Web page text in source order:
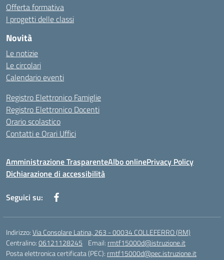
Offerta formativa
I progetti delle classi
Novità
Le notizie
Le circolari
Calendario eventi
Registro Elettronico Famiglie
Registro Elettronico Docenti
Orario scolastico
Contatti e Orari Uffici
Amministrazione TrasparenteAlbo onlinePrivacy Policy
Dichiarazione di accessibilità
Seguici su:
Indirizzo:Via Consolare Latina, 263 - 00034 COLLEFERRO (RM)
Centralino:06121128245 Email: rmtf15000d@istruzione.it
Posta elettronica certificata (PEC): rmtf15000d@pec.istruzione.it